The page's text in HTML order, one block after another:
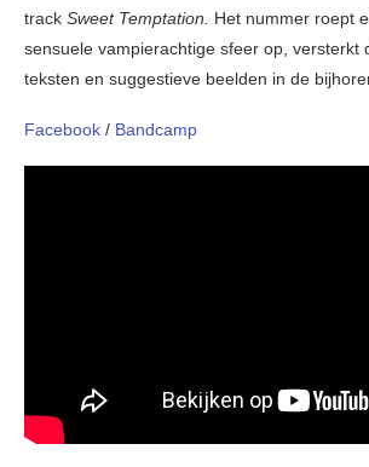
track Sweet Temptation. Het nummer roept
sensuele vampierachtige sfeer op, versterkt
teksten en suggestieve beelden in de
Facebook / Bandcamp